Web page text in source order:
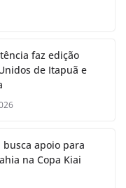
faz edição
de Itapuã e
apoio para
na Copa Kiai